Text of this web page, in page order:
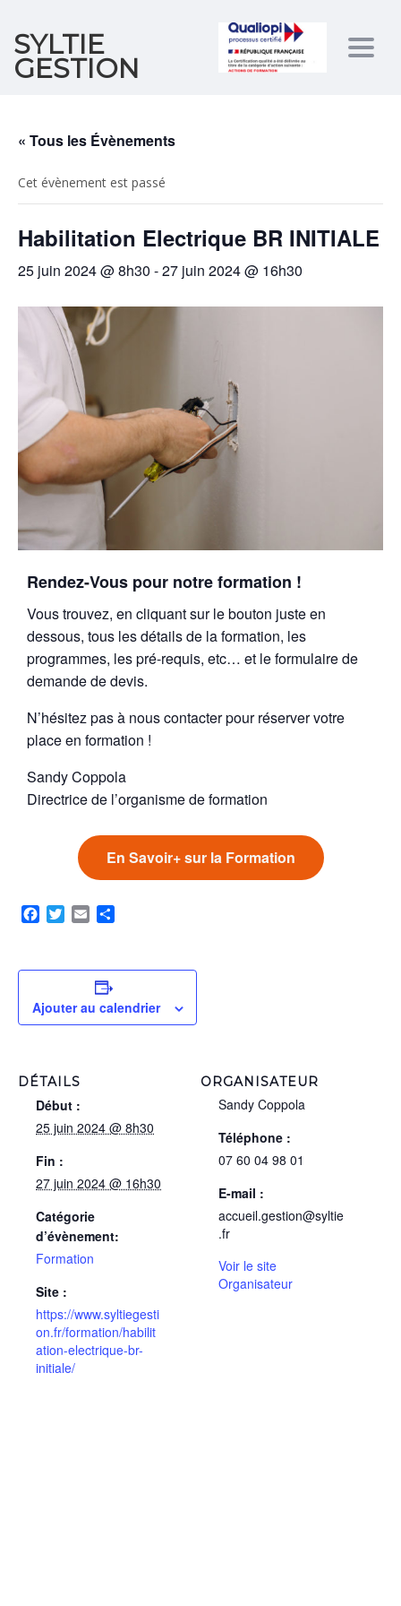
SYLTIE
GESTION
« Tous les Évènements
Cet évènement est passé
Habilitation Electrique BR INITIALE
25 juin 2024 @ 8h30 -27 juin 2024 @ 16h30
Rendez-Vous pour notre formation !
Vous trouvez, en cliquant sur le bouton juste en
dessous, tous les détails de la formation, les
programmes, les pré-requis, etc… et le formulaire de
demande de devis.
N’hésitez pas à nous contacter pour réserver votre
place en formation !
Sandy Coppola
Directrice de l’organisme de formation
En Savoir+ sur la Formation
Facebook
TwitterEmail
Ajouter au calendrier
DÉTAILS
Début :
25 juin 2024 @ 8h30
Fin :
27 juin 2024 @ 16h30
Catégorie
d’évènement:
Formation
Site :
https://www.syltiegesti
on.fr/formation/habilit
ation-electrique-br-
initiale/
ORGANISATEUR
Sandy Coppola
Téléphone :
07 60 04 98 01
E-mail :
accueil.gestion@syltie
.fr
Voir le site
Organisateur